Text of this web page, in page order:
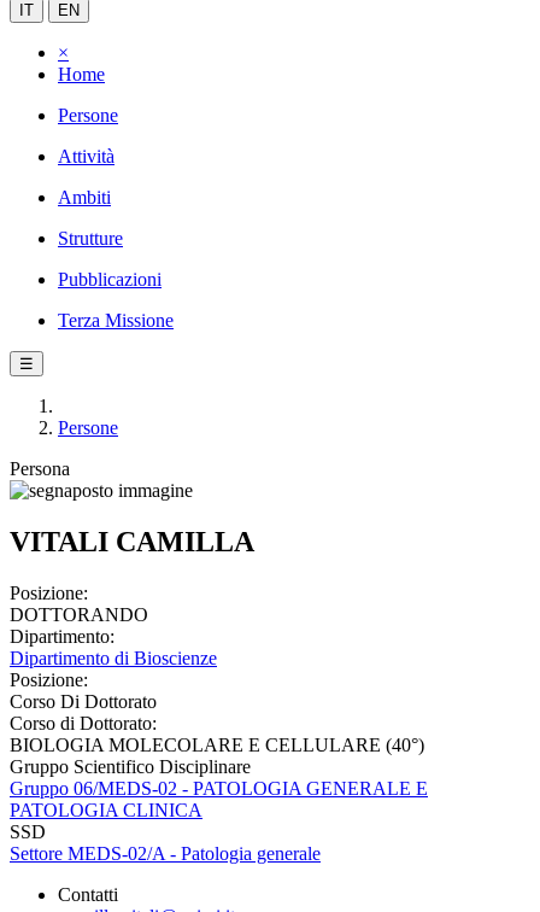
IT EN
×
Home
Persone
Attività
Ambiti
Strutture
Pubblicazioni
Terza Missione
☰
Persone
Persona
VITALI CAMILLA
Posizione:
DOTTORANDO
Dipartimento:
Dipartimento di Bioscienze
Posizione:
Corso Di Dottorato
Corso di Dottorato:
BIOLOGIA MOLECOLARE E CELLULARE (40°)
Gruppo Scientifico Disciplinare
Gruppo 06/MEDS-02 - PATOLOGIA GENERALE E
PATOLOGIA CLINICA
SSD
Settore MEDS-02/A - Patologia generale
Contatti